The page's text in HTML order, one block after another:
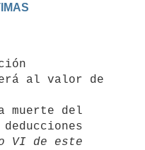
al valor de
muerte del
VI de este